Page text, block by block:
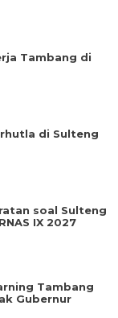
Tambang di
di Sulteng
soal Sulteng
IX 2027
Tambang
Gubernur